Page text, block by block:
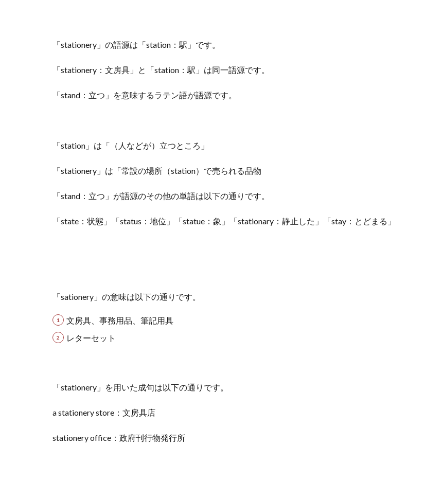
「stationery」の語源は「station：駅」です。
「stationery：文房具」と「station：駅」は同一語源です。
「stand：立つ」を意味するラテン語が語源です。
「station」は「（人などが）立つところ」
「stationery」は「常設の場所（station）で売られる品物
「stand：立つ」が語源のその他の単語は以下の通りです。
「state：状態」「status：地位」「statue：象」「stationary：静止した」「stay：とどまる」
「sationery」の意味は以下の通りです。
文房具、事務用品、筆記用具
レターセット
「stationery」を用いた成句は以下の通りです。
a stationery store：文房具店
stationery office：政府刊行物発行所